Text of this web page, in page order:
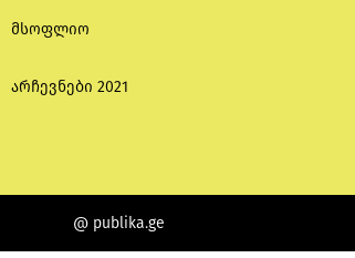
მსოფლიო
არჩევნები 2021
@ publika.ge